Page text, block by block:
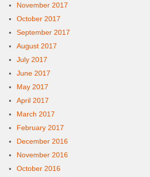
November 2017
October 2017
September 2017
August 2017
July 2017
June 2017
May 2017
April 2017
March 2017
February 2017
December 2016
November 2016
October 2016